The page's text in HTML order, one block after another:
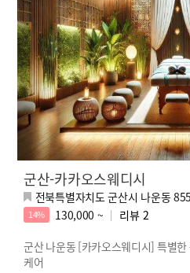
군산-카카오스웨디시
전북특별자치도 군산시 나운동
14% 130,000 ~ 리뷰 2
군산 나운동 [카카오스웨디시] 특별
케어